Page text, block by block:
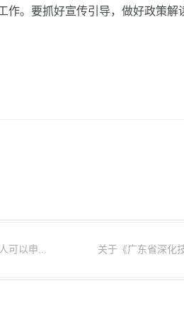
作。要抓好宣传引导，做好政策
可以申... 关于《广东省深化